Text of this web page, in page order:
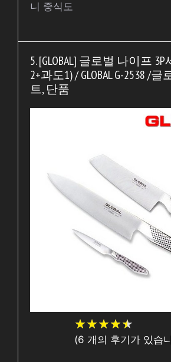
니 중식도
5. [GLOBAL] 글로벌 나이프
2+과도1) / GLOBAL G-2538 /
트, 단품
★★★★★
★★★★★
(6 개의 후기가 있습